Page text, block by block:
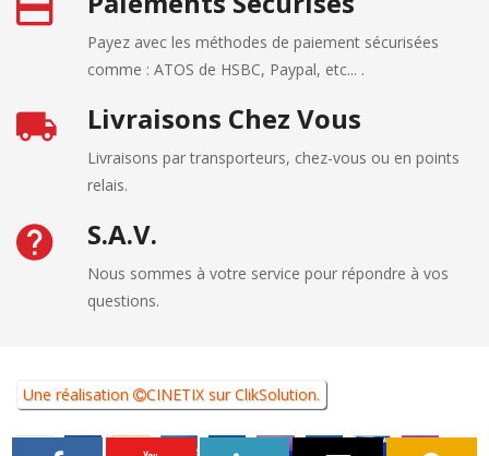
Payez avec les méthodes de paiement sécurisées
comme : ATOS de HSBC, Paypal, etc... .
Livraisons Chez Vous
Livraisons par transporteurs, chez-vous ou en points
relais.
S.A.V.
Nous sommes à votre service pour répondre à vos
questions.
Une réalisation CINETIX surClikSolution.